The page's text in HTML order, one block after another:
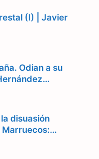
(I) | Javier
Odian a su
disuasión
Marruecos:…